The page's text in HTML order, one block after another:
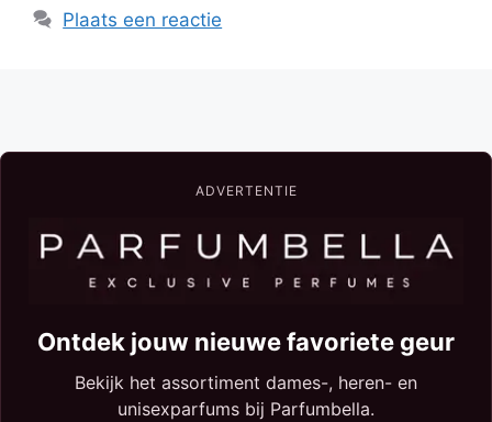
Plaats een reactie
ADVERTENTIE
Ontdek jouw nieuwe favoriete geur
Bekijk het assortiment dames-, heren- en
unisexparfums bij Parfumbella.